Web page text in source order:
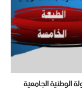
الوطنية الجامعية